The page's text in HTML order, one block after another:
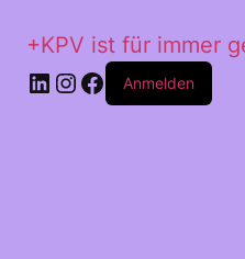
+KPV ist für immer
LinkedIn
Instagram
Facebook
Anmelden